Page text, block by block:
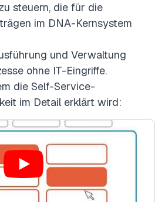
steuern, die für die
im DNA-Kernsystem
und Verwaltung
ohne IT-Eingriffe.
die Self-Service-
im Detail erklärt wird: